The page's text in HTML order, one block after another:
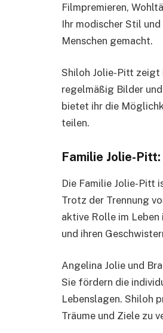
Filmpremieren,
Ihr modischer Stil
Menschen gemacht.
Shiloh Jolie-Pitt zeigt
regelmäßig Bilder
bietet ihr die
teilen.
Familie Jolie-
Die Familie Jolie-Pitt
Trotz der Trennung
aktive Rolle im Leben
und ihren
Angelina Jolie und
Sie fördern die
Lebenslagen. Shiloh
Träume und Ziele zu